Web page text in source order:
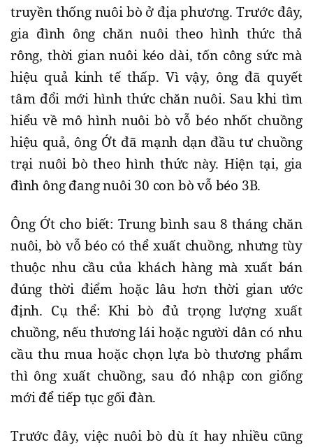
truyền thống nuôi bò ở địa phương. Trước đây,
gia đình ông chăn nuôi theo hình thức thả
rông, thời gian nuôi kéo dài, tốn công sức mà
hiệu quả kinh tế thấp. Vì vậy, ông đã quyết
tâm đổi mới hình thức chăn nuôi. Sau khi tìm
hiểu về mô hình nuôi bò vỗ béo nhốt chuồng
hiệu quả, ông Ớt đã mạnh dạn đầu tư chuồng
trại nuôi bò theo hình thức này. Hiện tại, gia
đình ông đang nuôi 30 con bò vỗ béo 3B.
Ông Ớt cho biết: Trung bình sau 8 tháng chăn
nuôi, bò vỗ béo có thể xuất chuồng, nhưng tùy
thuộc nhu cầu của khách hàng mà xuất bán
đúng thời điểm hoặc lâu hơn thời gian ước
định. Cụ thể: Khi bò đủ trọng lượng xuất
chuồng, nếu thương lái hoặc người dân có nhu
cầu thu mua hoặc chọn lựa bò thương phẩm
thì ông xuất chuồng, sau đó nhập con giống
mới để tiếp tục gối đàn.
Trước đây, việc nuôi bò dù ít hay nhiều cũng